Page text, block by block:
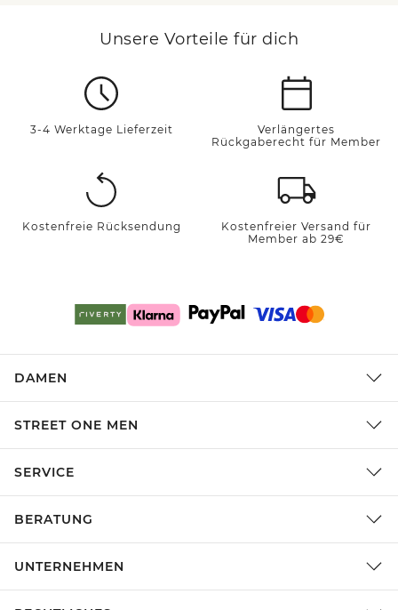
Unsere Vorteile für dich
3-4 Werktage Lieferzeit
Verlängertes
Rückgaberecht für Member
Kostenfreie Rücksendung
Kostenfreier Versand für
Member ab 29€
DAMEN
STREET ONE MEN
SERVICE
BERATUNG
UNTERNEHMEN